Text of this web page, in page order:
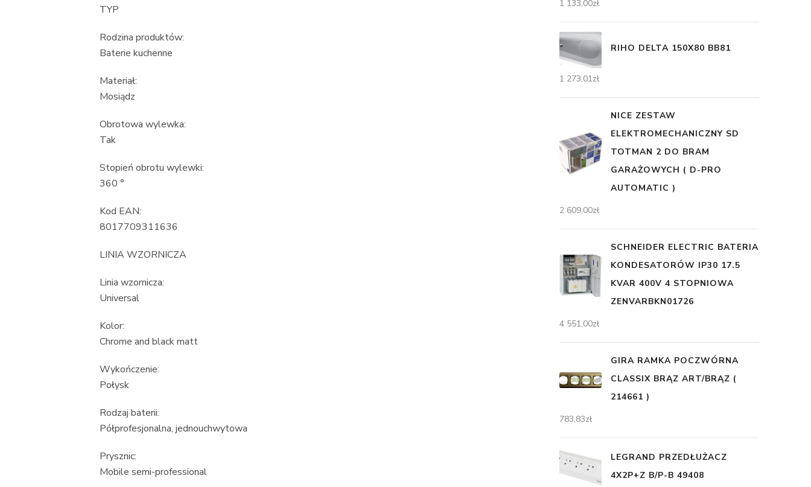
TYP
Rodzina produktów:
Baterie kuchenne
Materiał:
Mosiądz
Obrotowa wylewka:
Tak
Stopień obrotu wylewki:
360 °
Kod EAN:
8017709311636
LINIA WZORNICZA
Linia wzornicza:
Universal
Kolor:
Chrome and black matt
Wykończenie:
Połysk
Rodzaj baterii:
Półprofesjonalna, jednouchwytowa
Prysznic:
Mobile semi-professional
1 133,00zł
RIHO DELTA 150X80 BB81
1 273,01zł
NICE ZESTAW
ELEKTROMECHANICZNY SD
TOTMAN 2 DO BRAM
GARAŻOWYCH ( D-PRO
AUTOMATIC )
2 609,00zł
SCHNEIDER ELECTRIC BATERIA
KONDESATORÓW IP30 17.5
KVAR 400V 4 STOPNIOWA
ZENVARBKN01726
4 551,00zł
GIRA RAMKA POCZWÓRNA
CLASSIX BRĄZ ART/BRĄZ (
214661 )
783,83zł
LEGRAND PRZEDŁUŻACZ
4X2P+Z B/P-B 49408